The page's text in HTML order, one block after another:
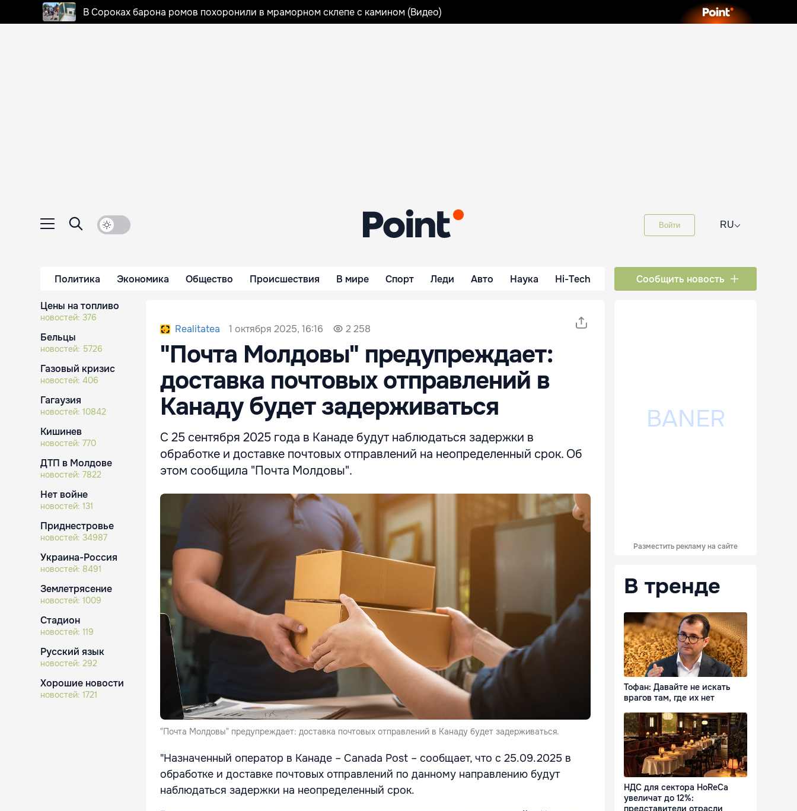
В Сороках барона ромов похоронили в мраморном склепе с камином (Видео)
Войти RU⌵
Политика Экономика Общество Происшествия В мире Спорт Леди Авто Наука Hi-Tech Сообщить новость
Цены на топливо
новостей: 376
Бельцы
новостей: 5726
Газовый кризис
новостей: 406
Гагаузия
новостей: 10842
Кишинев
новостей: 770
ДТП в Молдове
новостей: 7822
Нет войне
новостей: 131
Приднестровье
новостей: 34987
Украина-Россия
новостей: 8491
Землетрясение
новостей: 1009
Стадион
новостей: 119
Русский язык
новостей: 292
Хорошие новости
новостей: 1721
Realitatea 1 октября 2025, 16:16 2 258
"Почта Молдовы" предупреждает:
доставка почтовых отправлений в
Канаду будет задерживаться
С 25 сентября 2025 года в Канаде будут наблюдаться задержки в
обработке и доставке почтовых отправлений на неопределенный срок. Об
этом сообщила "Почта Молдовы".
"Почта Молдовы" предупреждает: доставка почтовых отправлений в Канаду будет задерживаться.
"Назначенный оператор в Канаде – Canada Post – сообщает, что с 25.09.2025 в
обработке и доставке почтовых отправлений по данному направлению будут
наблюдаться задержки на неопределенный срок.
Разместить рекламу на сайте
В тренде
Тофан: Давайте не искать
врагов там, где их нет
НДС для сектора HoReCa
увеличат до 12%:
представители отрасли